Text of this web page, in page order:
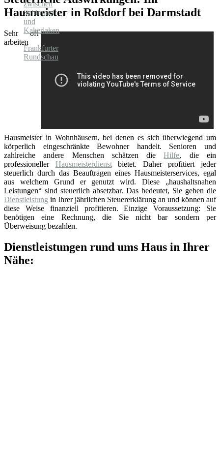
Hausmeister in Roßdorf bei Darmstadt
Sehr oft
arbeiten
Hausmeister in Wohnhäusern, bei denen es sich überwiegend um
körperlich eingeschränkte Bewohner handelt. Senioren und
zahlreiche andere Menschen schätzen dieHilfe, die ein
professioneller Hausmeisterdienstbietet. Daher profitiert jeder
steuerlich durch das Beauftragen eines Hausmeisterservices, egal
aus welchem Grund er genutzt wird. Diese „haushaltsnahen
Leistungen“ sind steuerlich absetzbar. Das bedeutet, Sie geben die
Dienstleistung in Ihrer jährlichen Steuererklärung an und können auf
diese Weise finanziell profitieren. Einzige Voraussetzung: Sie
benötigen eine Rechnung, die Sie nicht bar sondern per
Überweisung bezahlen.
Dienstleistungen rund ums Haus in Ihrer
Nähe: